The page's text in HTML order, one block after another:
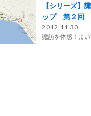
【シリーズ】
ップ 第２回
2012.11.30
諏訪を体感！よい